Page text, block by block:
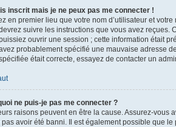
inscrit mais je ne peux pas me connecter !
en premier lieu que votre nom d’utilisateur et
suivre les instructions que vous avez reçues.
ouvrir une session ; cette information était
probablement spécifié une mauvaise adresse
était correcte, essayez de contacter un
ne puis-je pas me connecter ?
raisons peuvent en être la cause. Assurez-vous
pas avoir été banni. Il est également possible que